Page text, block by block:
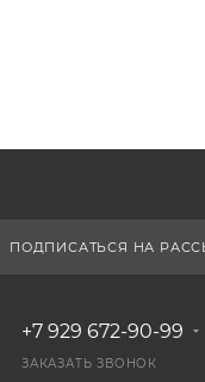
ПОДПИСАТЬСЯ НА
+7 929 672-90-99
ЗАКАЗАТЬ ЗВОНОК